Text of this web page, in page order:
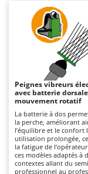
Barbecues
Bennes pour
Brosses
Brouettes à
Broyeurs à
Broyeurs de
Butteurs
C
Chargeurs
Charrues
Ardes
Argo
Ariete
Artus
Attila
Ausonia
Awelco
B
Baesso
Bahco
déplacement et le
par câbles au peigne
qui limite son rayon
Conçus pour faciliter le
détachement des olives
branches grâce à une
secouage générée par le
mouvement rotatif des
conviennent à tous les
d’olives, avec des
optimales sur les fruits
Ce mouvement génère
vibrations sur le
rapport au mouvement
oscillatoire, il garantit
plus énergique et
améliorant ainsi la
feuillages denses.
limite au maintien de la
la batterie lorsqu’elle
utilisée.
Peignes vibreurs
avec batterie
mouvement rotatif
La batterie à dos
la perche, améliorant
l’équilibre et le confort
utilisation prolongée,
la fatigue de
ces modèles adaptés à
contextes allant du
professionnel au